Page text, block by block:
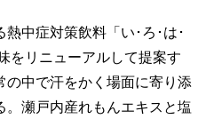
中症対策飲料「い･ろ･は･
をリニューアルして提案す
の中で汗をかく場面に寄り添
。瀬戸内産れもんエキスと塩